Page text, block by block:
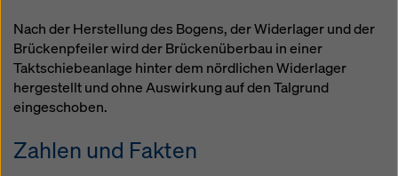
Nach der Herstellung des Bogens, der Widerlager und der
Brückenpfeiler wird der Brückenüberbau in einer
Taktschiebeanlage hinter dem nördlichen Widerlager
hergestellt und ohne Auswirkung auf den Talgrund
eingeschoben.
Zahlen und Fakten